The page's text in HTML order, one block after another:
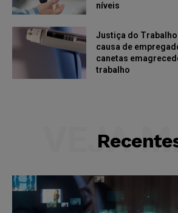
níveis
Justiça do
causa de
canetas
trabalho
VEJA